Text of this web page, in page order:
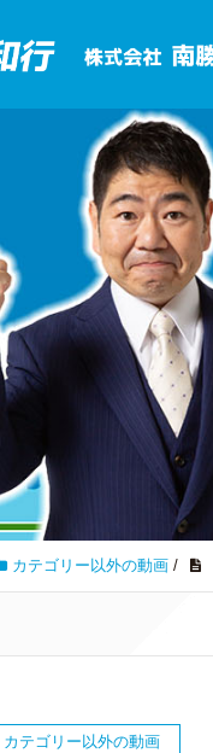
カテゴリー以外の動画 /
カテゴリー以外の動画